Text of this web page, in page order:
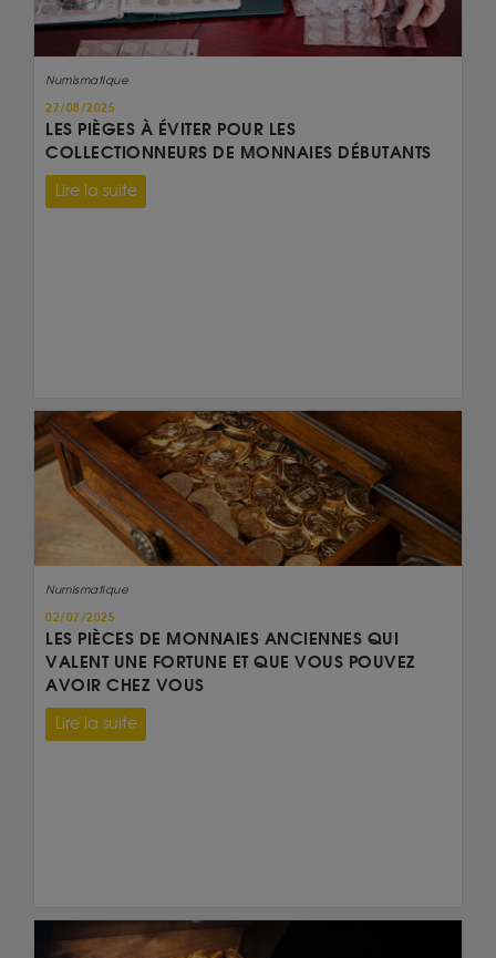
Numismatique
27/08/2025
LES PIÈGES À ÉVITER POUR LES
COLLECTIONNEURS DE MONNAIES DÉBUTANTS
Lire la suite
Numismatique
02/07/2025
LES PIÈCES DE MONNAIES ANCIENNES QUI
VALENT UNE FORTUNE ET QUE VOUS POUVEZ
AVOIR CHEZ VOUS
Lire la suite